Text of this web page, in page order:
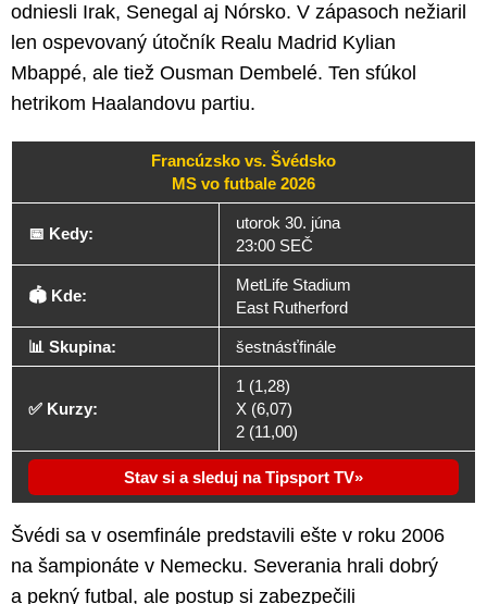
odniesli Irak, Senegal aj Nórsko. V zápasoch nežiaril
len ospevovaný útočník Realu Madrid Kylian
Mbappé, ale tiež Ousman Dembelé. Ten sfúkol
hetrikom Haalandovu partiu.
Francúzsko vs. Švédsko
MS vo futbale 2026
📅 Kedy:
utorok 30. júna
23:00 SEČ
🏟️ Kde:
MetLife Stadium
East Rutherford
📊 Skupina: šestnásťfinále
✅ Kurzy:
1 (1,28)
X (6,07)
2 (11,00)
Stav si a sleduj na Tipsport TV
Švédi sa v osemfinále predstavili ešte v roku 2006
na šampionáte v Nemecku. Severania hrali dobrý
a pekný futbal, ale postup si zabezpečili